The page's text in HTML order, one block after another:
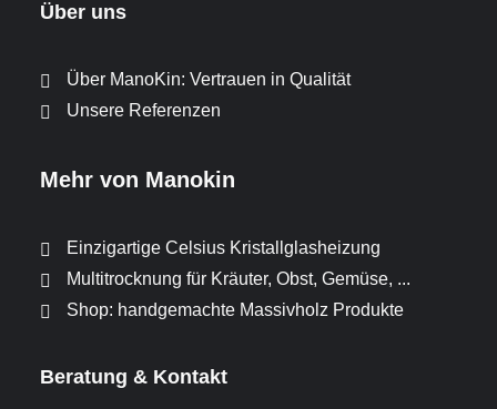
Über uns
Über ManoKin: Vertrauen in Qualität
Unsere Referenzen
Mehr von Manokin
Einzigartige Celsius Kristallglasheizung
Multitrocknung für Kräuter, Obst, Gemüse, ...
Shop: handgemachte Massivholz Produkte
Beratung & Kontakt